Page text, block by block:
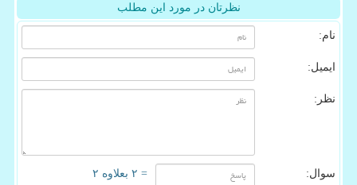
نظرتان در مورد این مطلب
نام:
ایمیل:
نظر:
سوال: = ۲ بعلاوه ۲